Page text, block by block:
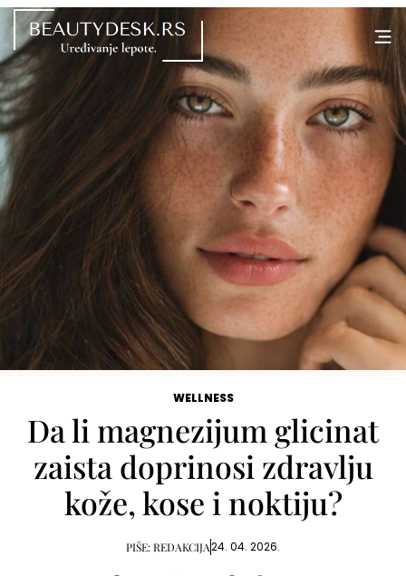
WELLNESS
Da li magnezijum glicinat
zaista doprinosi zdravlju
kože, kose i noktiju?
PIŠE:REDAKCIJA24. 04. 2026.